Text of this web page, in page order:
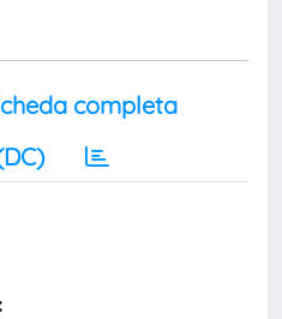
completa